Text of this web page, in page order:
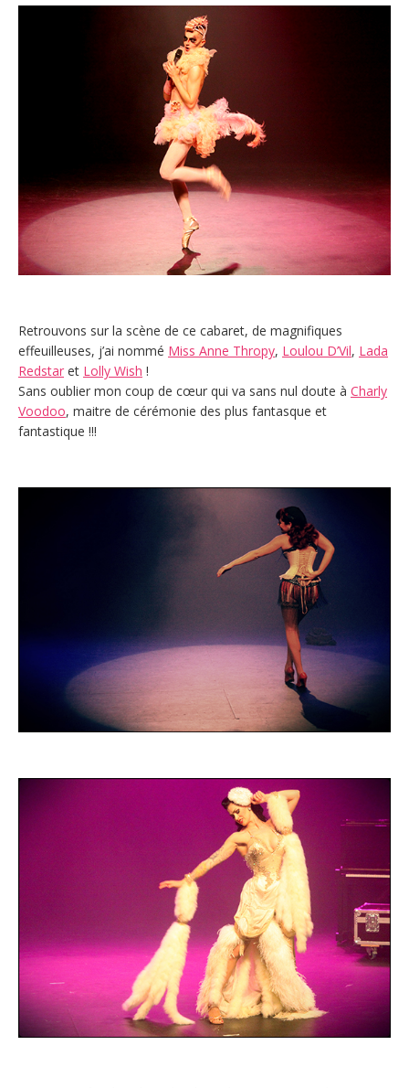
Retrouvons sur la scène de ce cabaret, de magnifiques
effeuilleuses, j’ai nommé Miss Anne Thropy, Loulou D’Vil, Lada
Redstar et Lolly Wish !
Sans oublier mon coup de cœur qui va sans nul doute à Charly
Voodoo, maitre de cérémonie des plus fantasque et
fantastique !!!